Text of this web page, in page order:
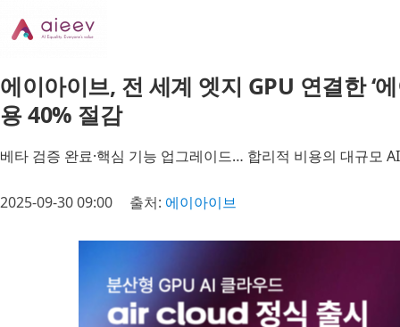
에이아이브, 전 세계 엣지 GPU 연결한 ‘
용 40% 절감
베타 검증 완료·핵심 기능 업그레이드… 합리적 비용의 대규모
2025-09-30 09:00 출처: 에이아이브